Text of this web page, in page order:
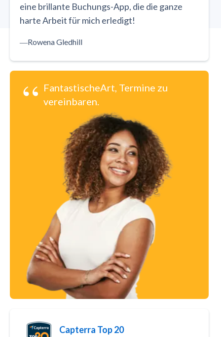
eine brillante Buchungs-App, die die ganze
harte Arbeit für mich erledigt!
―Rowena Gledhill
“ FantastischeArt, Termine zu
vereinbaren.
Capterra Top 20